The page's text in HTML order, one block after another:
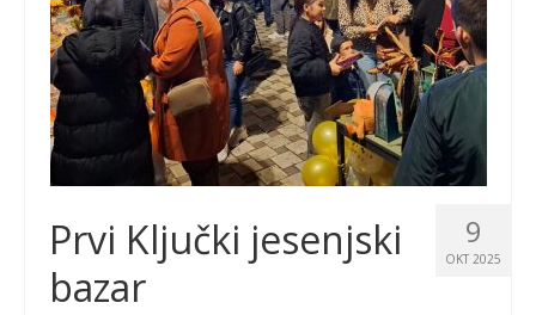
9
OKT 2025
Prvi Ključki jesenjski
bazar